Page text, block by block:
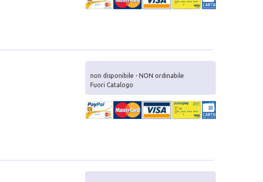
non disponibile - NON ordinabile
Fuori Catalogo